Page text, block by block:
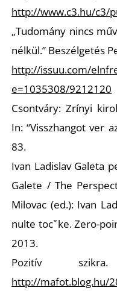
http://www.c3.hu/c3/
„Tudomány nincs
nélkül.” Beszélgetés
http://issuu.com/
e=1035308/9212120
Csontváry: Zrínyi
In: “Visszhangot ver
83.
Ivan Ladislav Galeta
Galete / The
Milovac (ed.): Ivan
nulte tocˇke. Zero-
2013.
Pozitív
http://mafot.blog.hu/